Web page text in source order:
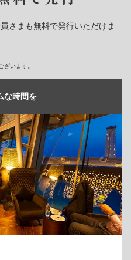
さまも無料で発行いただけま
います。
な時間を